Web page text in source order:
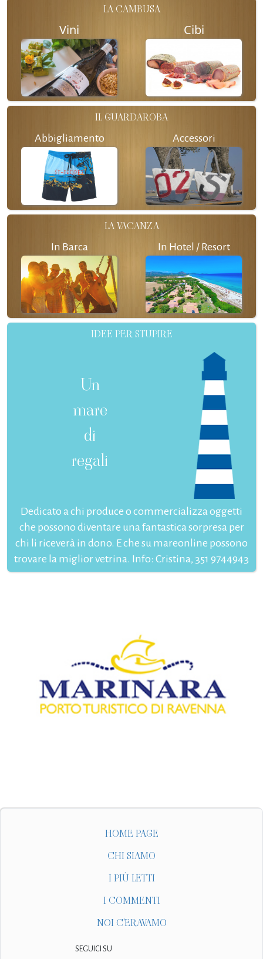
LA CAMBUSA
Vini Cibi
IL GUARDAROBA
Abbigliamento Accessori
LA VACANZA
In Barca In Hotel / Resort
IDEE PER STUPIRE
Un
mare
di
regali
Dedicato a chi produce o commercializza oggetti
che possono diventare una fantastica sorpresa per
chi li riceverà in dono. E che su mareonline possono
trovare la miglior vetrina. Info: Cristina, 351 9744943
HOME PAGE
CHI SIAMO
I PIÙ LETTI
I COMMENTI
NOI C'ERAVAMO
SEGUICI SU